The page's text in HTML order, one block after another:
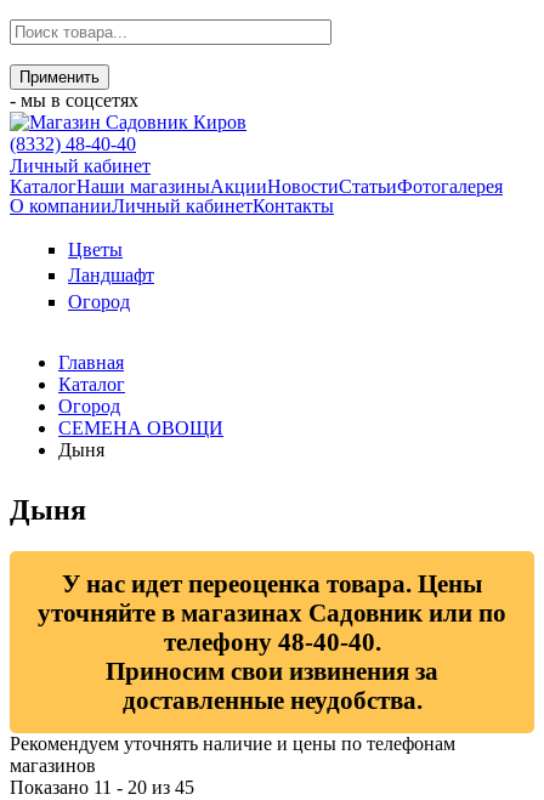
- мы в соцсетях
(8332) 48-40-40
Личный кабинет
КаталогНаши магазиныАкцииНовостиСтатьиФотогалерея
О компанииЛичный кабинетКонтакты
Цветы
Ландшафт
Огород
Главная
Каталог
Огород
СЕМЕНА ОВОЩИ
Дыня
Дыня
У нас идет переоценка товара. Цены
уточняйте в магазинах Садовник или по
телефону 48-40-40.
Приносим свои извинения за
доставленные неудобства.
Рекомендуем уточнять наличие и цены по телефонам
магазинов
Показано 11 - 20 из 45